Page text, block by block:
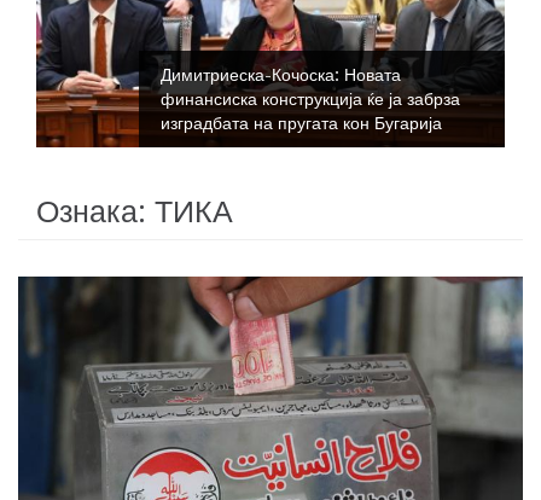
Димитриеска-Кочоска: Новата
финансиска конструкција ќе ја забрза
изградбата на пругата кон Бугарија
Ознака: ТИКА